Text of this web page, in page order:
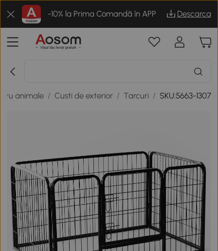
-10% la Prima Comandă în APP Descarca
animale / Custi de exterior / Tarcuri / SKU:5663-1307